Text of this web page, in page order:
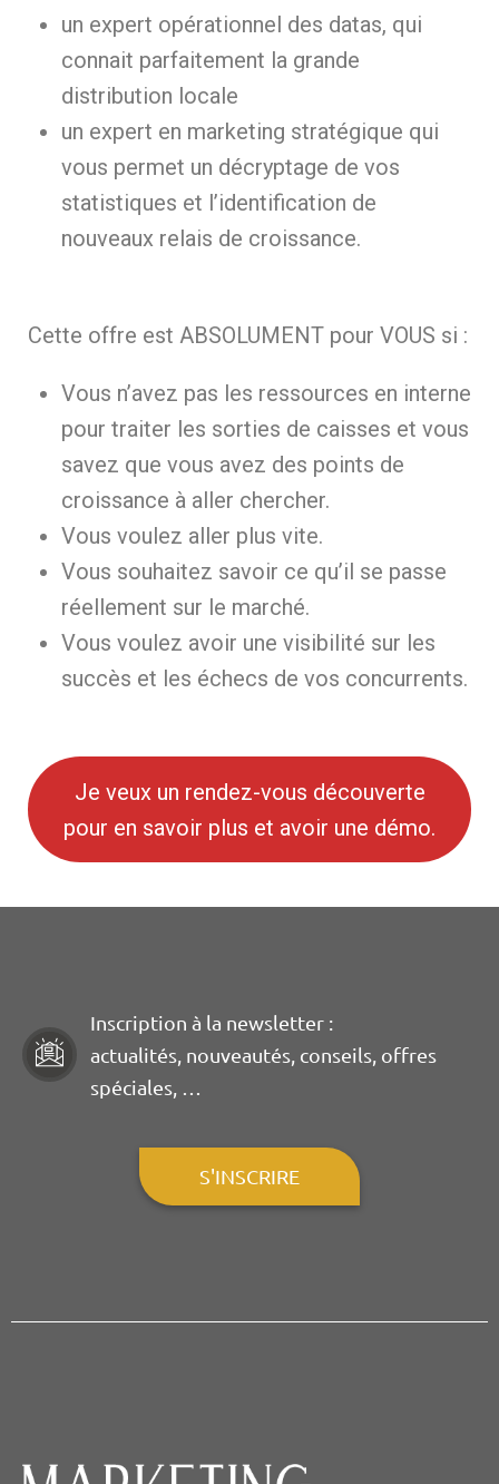
un expert opérationnel des datas, qui
connait parfaitement la grande
distribution locale
un expert en marketing stratégique qui
vous permet un décryptage de vos
statistiques et l’identification de
nouveaux relais de croissance.
Cette offre est ABSOLUMENT pour VOUS si :
Vous n’avez pas les ressources en interne
pour traiter les sorties de caisses et vous
savez que vous avez des points de
croissance à aller chercher.
Vous voulez aller plus vite.
Vous souhaitez savoir ce qu’il se passe
réellement sur le marché.
Vous voulez avoir une visibilité sur les
succès et les échecs de vos concurrents.
Je veux un rendez-vous découverte
pour en savoir plus et avoir une démo.
Inscription à la newsletter :
actualités, nouveautés, conseils, offres
spéciales, …
S'INSCRIRE